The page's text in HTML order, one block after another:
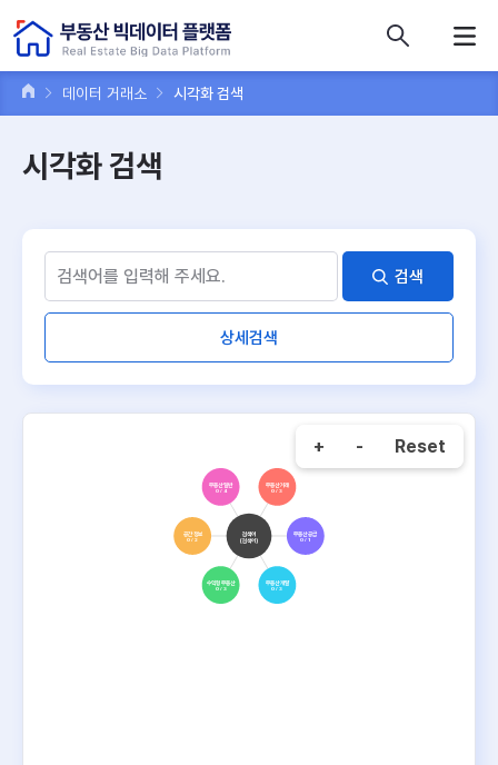
데이터 거래소 시각화 검색
시각화 검색
검색
상세검색
검색어
(검색어)
부동산 거래
0 / 3
부동산 공급
0 / 1
부동산 개발
0 / 3
수익형 부동산
0 / 3
공간 정보
0 / 2
부동산 일반
0 / 4
+ - Reset